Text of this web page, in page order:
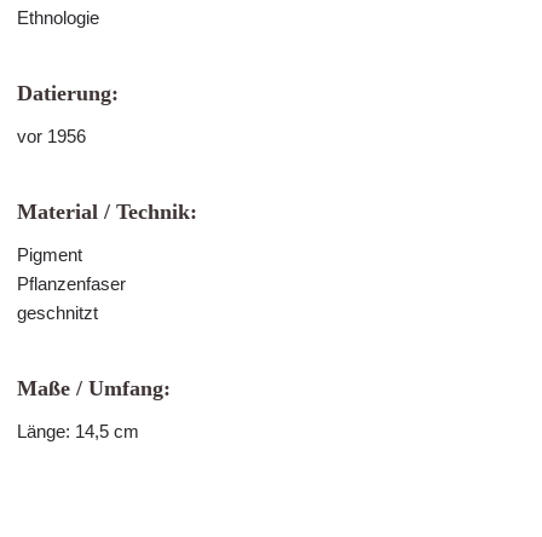
Ethnologie
Datierung:
vor 1956
Material / Technik:
Pigment
Pflanzenfaser
geschnitzt
Maße / Umfang:
Länge: 14,5 cm